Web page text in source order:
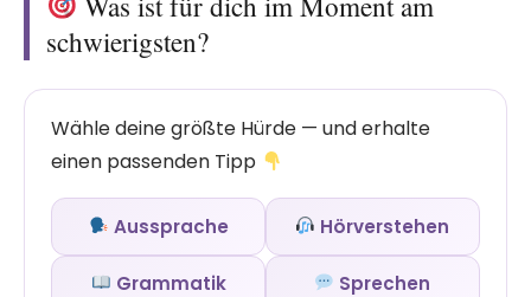
schwierigsten?
Wähle deine größte Hürde — und erhalte
einen passenden Tipp
Aussprache Hörverstehen
Grammatik Sprechen